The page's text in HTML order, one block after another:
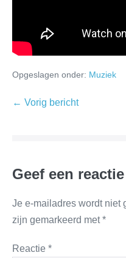
Opgeslagen onder: Muziek
← Vorig bericht
Geef een reactie
Je e-mailadres wordt niet
zijn gemarkeerd met*
Reactie *